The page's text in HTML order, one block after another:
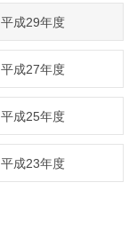
平成29年度
平成27年度
平成25年度
平成23年度